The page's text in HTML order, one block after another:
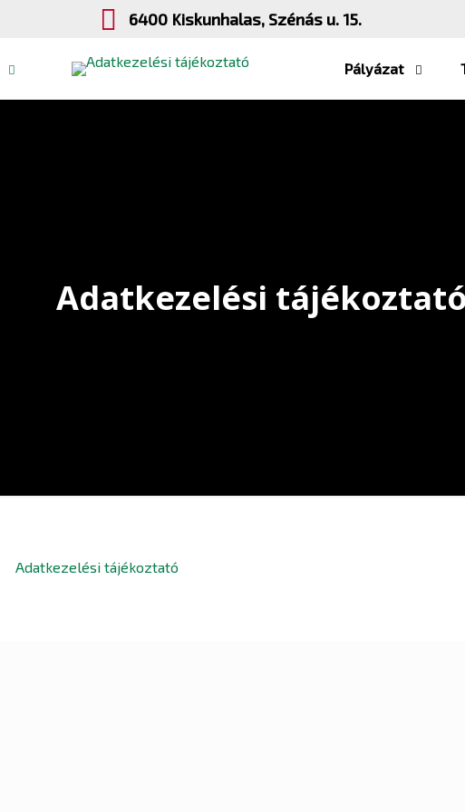
6400 Kiskunhalas, Szénás u. 15.
Pályázat
Adatkezelési tájékoztató
Adatkezelési tájékoztató